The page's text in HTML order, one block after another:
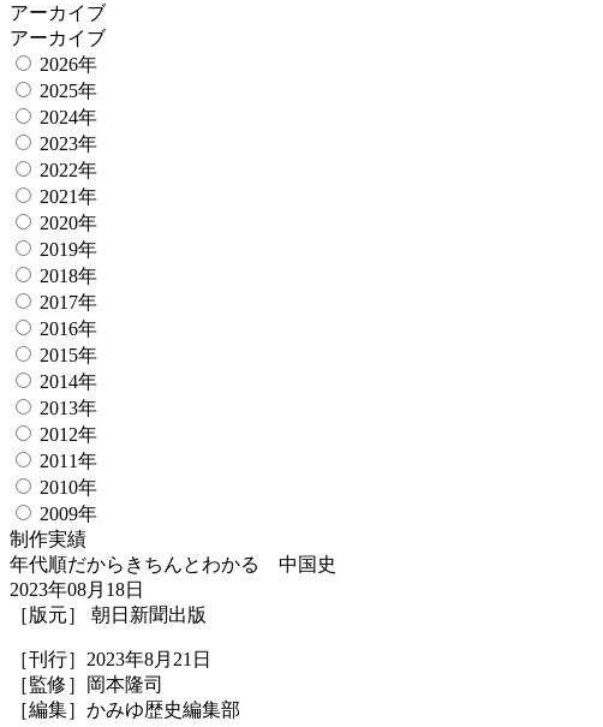
アーカイブ
アーカイブ
2026年
2025年
2024年
2023年
2022年
2021年
2020年
2019年
2018年
2017年
2016年
2015年
2014年
2013年
2012年
2011年
2010年
2009年
制作実績
年代順だからきちんとわかる 中国史
2023年08月18日
［版元］ 朝日新聞出版
［刊行］2023年8月21日
［監修］岡本隆司
［編集］かみゆ歴史編集部